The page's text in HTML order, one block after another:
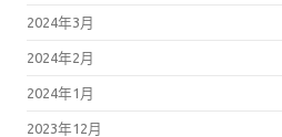
2024年3月
2024年2月
2024年1月
2023年12月